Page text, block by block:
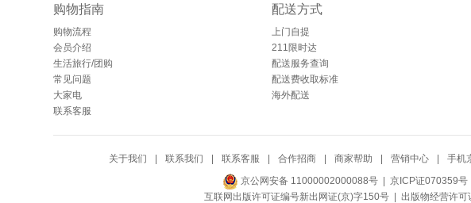
购物指南
购物流程
会员介绍
生活旅行/团购
常见问题
大家电
联系客服
配送方式
上门自提
211限时达
配送服务查询
配送费收取标准
海外配送
关于我们 联系我们 联系客服 合作招商 商家帮助 营销中心 手机
京公网安备 11000002000088号 | 京ICP证070359号
互联网出版许可证编号新出网证(京)字150号 | 出版物经营许可